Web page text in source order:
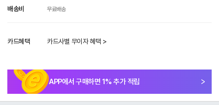
배송비
무료배송
카드혜택 카드사별 무이자 혜택 >
APP에서 구매하면 1% 추가 적립